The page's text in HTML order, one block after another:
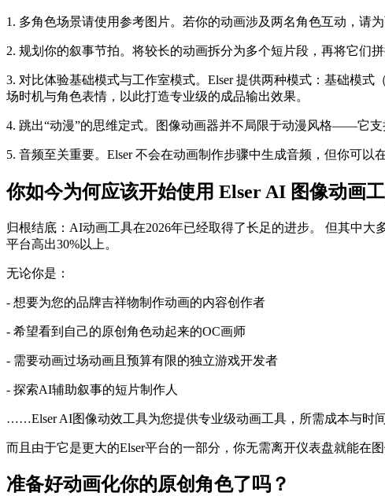
1. 多角色场景请使用参考图片。若你的动画涉及两名角色互动，请
2. 规划你的叙事节拍。将较长的动画拆分为多个短片段，再将它们
3. 对比体验基础模式与工作室模式。Elser 提供两种模式：基础模
场时机与角色表情，以此打造专业级的成品输出效果。
4. 跳出“动漫”的思维定式。图像动画器并不局限于动漫风格——它
5. 音频至关重要。Elser 不会在动画制作步骤中生成音频，但你可
你如今为何应该开始使用 Elser AI 图像动画
归根结底：AI动画工具在2026年已经取得了长足的进步。 但其中
平台高出30%以上。
无论你是：
- 想要为您的品牌吉祥物制作动画的内容创作者
- 希望看到自己的原创角色动起来的OC画师
- 需要动画过场动画且预算有限的独立游戏开发者
- 探索AI辅助叙事的短片制作人
……Elser AI图像动效工具为您提供专业级动画工具，所需成本与时
而且由于它是更大的Elser平台的一部分，你无需离开仪表盘就能在
准备好动画化你的原创角色了吗？